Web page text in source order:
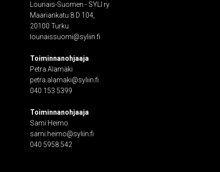
Lounais-Suomen - SYLI ry
Maariankatu 8 D 104,
20100 Turku
lounaissuomi@syliin.fi
Toiminnanohjaaja
Petra Alamäki
petra.alamaki@syliin.fi
040 153 5399
Toiminnanohjaaja
Sami Heimo
sami.heimo@syliin.fi
040 5958 542